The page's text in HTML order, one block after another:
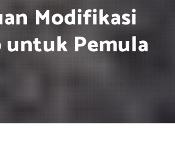
Modifikasi
Pemula